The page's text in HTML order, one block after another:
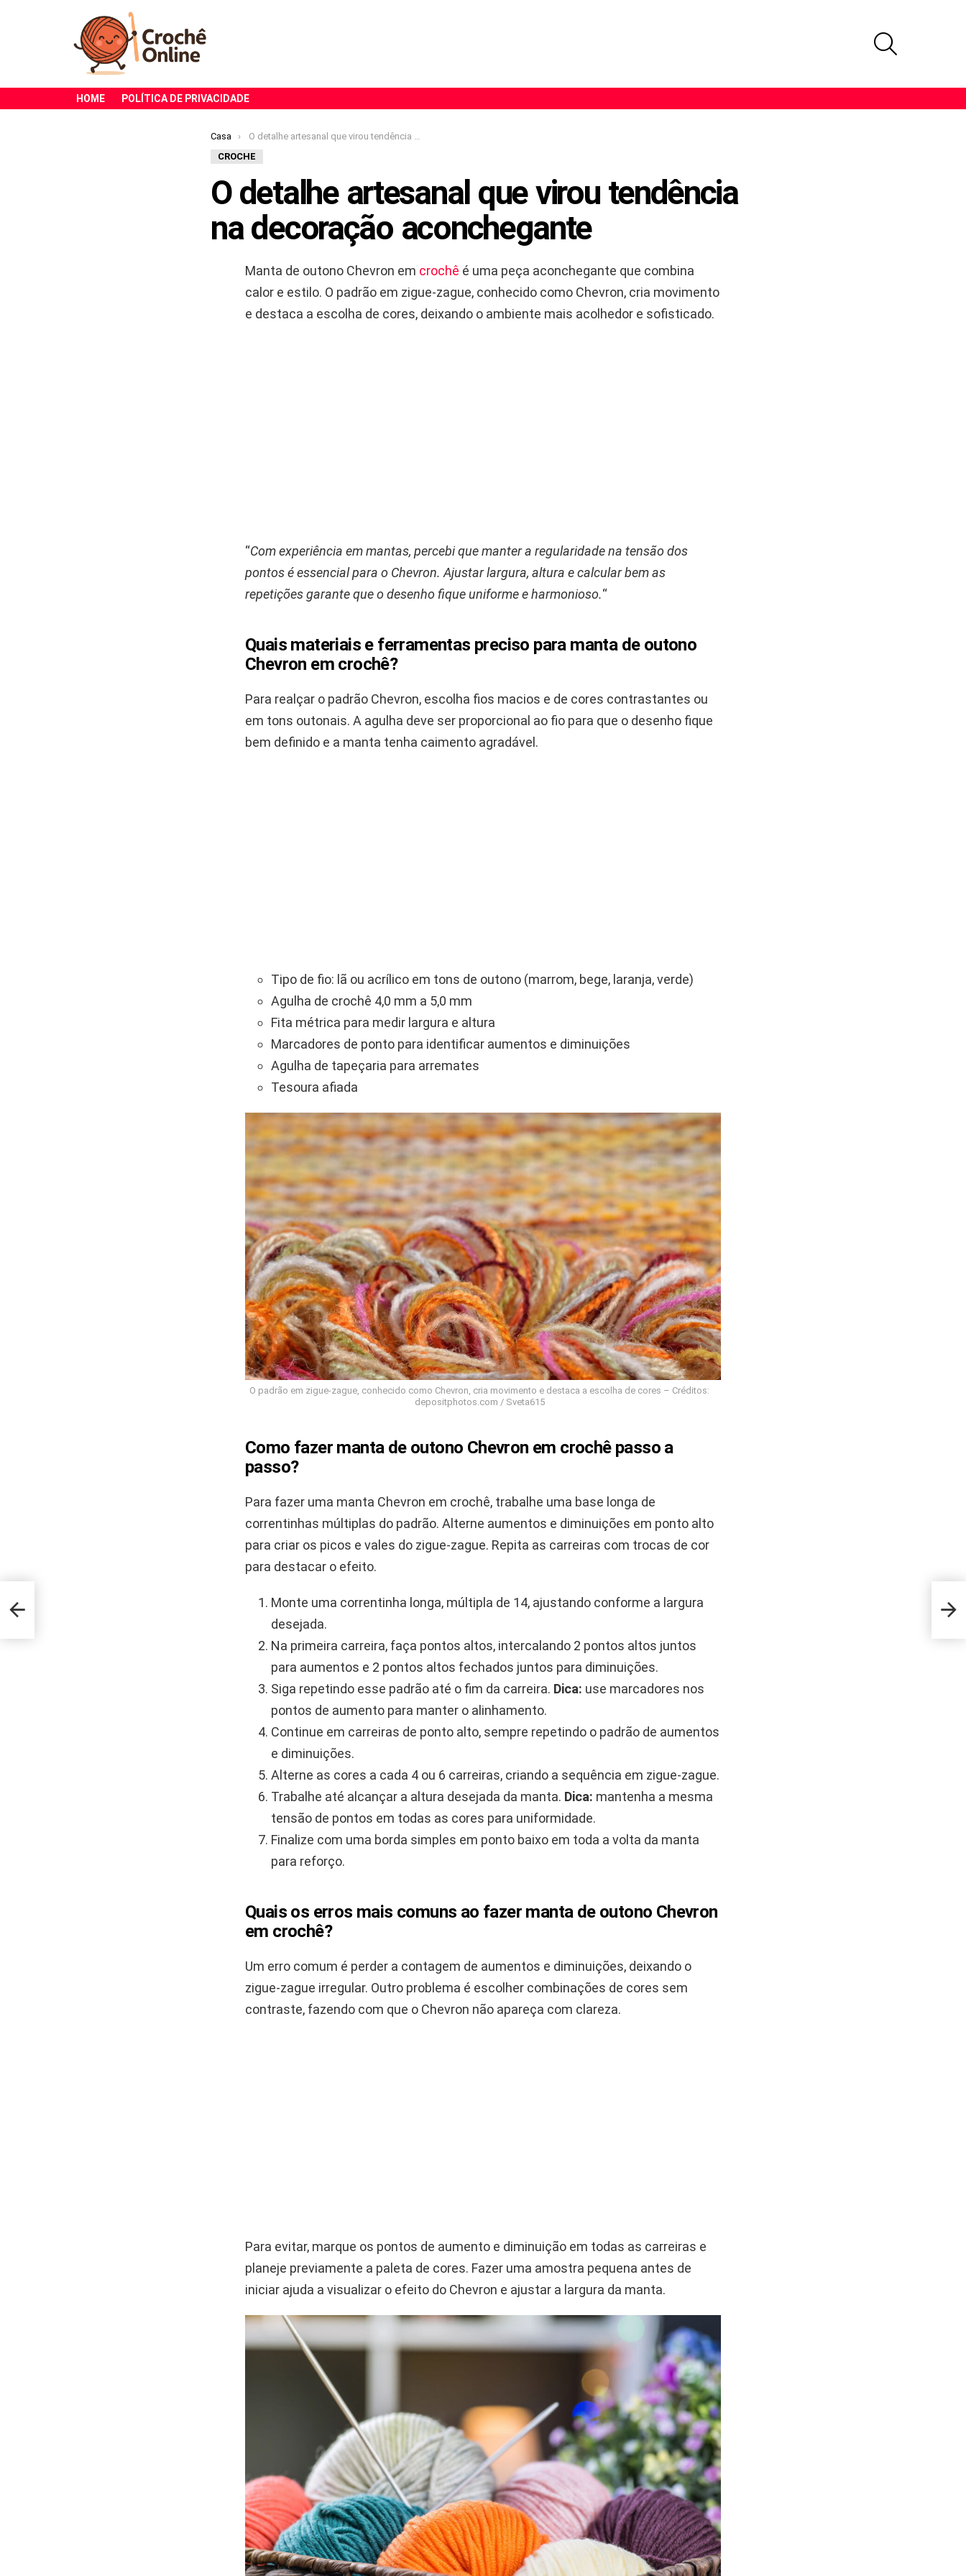
HOME POLÍTICA DE PRIVACIDADE
Você está aqui:
Casa
O detalhe artesanal que virou tendência na decoração aconchegante
CROCHE
O detalhe artesanal que virou tendência
na decoração aconchegante
Manta de outono Chevron em crochê é uma peça aconchegante que combina
calor e estilo. O padrão em zigue-zague, conhecido como Chevron, cria movimento
e destaca a escolha de cores, deixando o ambiente mais acolhedor e sofisticado.
“Com experiência em mantas, percebi que manter a regularidade na tensão dos
pontos é essencial para o Chevron. Ajustar largura, altura e calcular bem as
repetições garante que o desenho fique uniforme e harmonioso.“
Quais materiais e ferramentas preciso para manta de outono
Chevron em crochê?
Para realçar o padrão Chevron, escolha fios macios e de cores contrastantes ou
em tons outonais. A agulha deve ser proporcional ao fio para que o desenho fique
bem definido e a manta tenha caimento agradável.
Tipo de fio: lã ou acrílico em tons de outono (marrom, bege, laranja, verde)
Agulha de crochê 4,0 mm a 5,0 mm
Fita métrica para medir largura e altura
Marcadores de ponto para identificar aumentos e diminuições
Agulha de tapeçaria para arremates
Tesoura afiada
O padrão em zigue-zague, conhecido como Chevron, cria movimento e destaca a escolha de cores – Créditos:
depositphotos.com / Sveta615
Como fazer manta de outono Chevron em crochê passo a
passo?
Para fazer uma manta Chevron em crochê, trabalhe uma base longa de
correntinhas múltiplas do padrão. Alterne aumentos e diminuições em ponto alto
para criar os picos e vales do zigue-zague. Repita as carreiras com trocas de cor
para destacar o efeito.
Monte uma correntinha longa, múltipla de 14, ajustando conforme a largura
desejada.
Na primeira carreira, faça pontos altos, intercalando 2 pontos altos juntos
para aumentos e 2 pontos altos fechados juntos para diminuições.
Siga repetindo esse padrão até o fim da carreira. Dica: use marcadores nos
pontos de aumento para manter o alinhamento.
Continue em carreiras de ponto alto, sempre repetindo o padrão de aumentos
e diminuições.
Alterne as cores a cada 4 ou 6 carreiras, criando a sequência em zigue-zague.
Trabalhe até alcançar a altura desejada da manta. Dica: mantenha a mesma
tensão de pontos em todas as cores para uniformidade.
Finalize com uma borda simples em ponto baixo em toda a volta da manta
para reforço.
Quais os erros mais comuns ao fazer manta de outono Chevron
em crochê?
Um erro comum é perder a contagem de aumentos e diminuições, deixando o
zigue-zague irregular. Outro problema é escolher combinações de cores sem
contraste, fazendo com que o Chevron não apareça com clareza.
Para evitar, marque os pontos de aumento e diminuição em todas as carreiras e
planeje previamente a paleta de cores. Fazer uma amostra pequena antes de
iniciar ajuda a visualizar o efeito do Chevron e ajustar a largura da manta.
O
de